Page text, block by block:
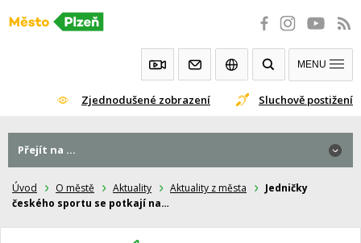
Přeskočit
Zjednodušené zobrazení Sluchově postižení
MENU
Úvod O městě Aktuality Aktuality z města
Jedničky
českého sportu se potkají na…
Přejít na ...